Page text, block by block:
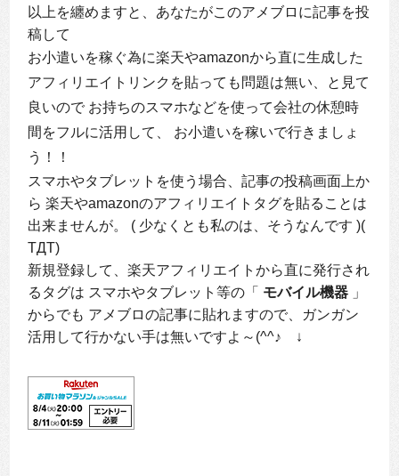
以上を纏めますと、あなたがこのアメブロに記事を投
稿して
お小遣いを稼ぐ為に楽天やamazonから直に生成した
アフィリエイトリンクを貼っても問題は無い、と見て
良いので お持ちのスマホなどを使って会社の休憩時
間をフルに活用して、 お小遣いを稼いで行きましょ
う！！
スマホやタブレットを使う場合、記事の投稿画面上か
ら 楽天やamazonのアフィリエイトタグを貼ることは
出来ませんが。 ( 少なくとも私のは、そうなんです )(
TДT)
新規登録して、楽天アフィリエイトから直に発行され
るタグは スマホやタブレット等の「 モバイル機器 」
からでも アメブロの記事に貼れますので、ガンガン
活用して行かない手は無いですよ～(^^♪ ↓